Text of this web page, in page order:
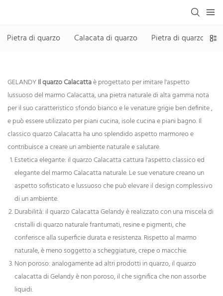
Pietra di quarzo Calacata di quarzo Pietra di quarzo
GELANDYIl quarzo Calacattaè progettato per imitare l'aspetto
lussuoso del marmo Calacatta, una pietra naturale di alta gamma nota
per il suo caratteristico sfondo bianco e le venature grigie ben definite,
e può essere utilizzato per piani cucina, isole cucina e piani bagno. Il
classico quarzo Calacatta ha uno splendido aspetto marmoreo e
contribuisce a creare un ambiente naturale e salutare.
Estetica elegante: il quarzo Calacatta cattura l'aspetto classico ed
elegante del marmo Calacatta naturale. Le sue venature creano un
aspetto sofisticato e lussuoso che può elevare il design complessivo
di un ambiente.
Durabilità: il quarzo Calacatta Gelandy è realizzato con una miscela di
cristalli di quarzo naturale frantumati, resine e pigmenti, che
conferisce alla superficie durata e resistenza. Rispetto al marmo
naturale, è meno soggetto a scheggiature, crepe o macchie.
Non poroso: analogamente ad altri prodotti in quarzo, il quarzo
calacatta di Gelandy è non poroso, il che significa che non assorbe
liquidi.